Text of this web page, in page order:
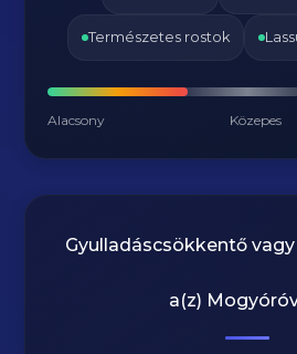
Természetes rostok
Alacsony Közepes
Gyulladáscsökkentő
a(z)